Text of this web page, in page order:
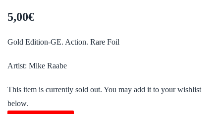
5,00€
Gold Edition-GE. Action. Rare Foil
Artist: Mike Raabe
This item is currently sold out. You may add it to your wishlist
below.